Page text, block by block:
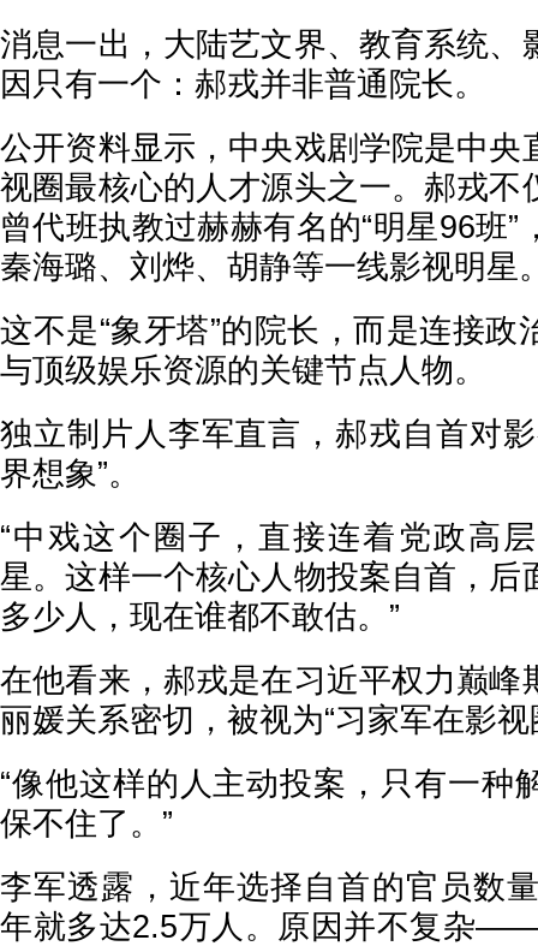
消息一出，大陆艺文界、教育系统、
因只有一个：郝戎并非普通院长。
公开资料显示，中央戏剧学院是中央
视圈最核心的人才源头之一。郝戎不
曾代班执教过赫赫有名的“明星96班
秦海璐、刘烨、胡静等一线影视明星
这不是“象牙塔”的院长，而是连接政
与顶级娱乐资源的关键节点人物。
独立制片人李军直言，郝戎自首对
界想象”。
“中戏这个圈子，直接连着党政高
星。这样一个核心人物投案自首，后
多少人，现在谁都不敢估。”
在他看来，郝戎是在习近平权力巅峰
丽媛关系密切，被视为“习家军在影
“像他这样的人主动投案，只有一种
保不住了。”
李军透露，近年选择自首的官员数
年就多达2.5万人。原因并不复杂